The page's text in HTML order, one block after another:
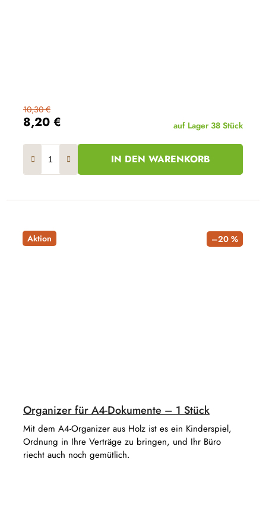
8,20 €
10,30 €
auf Lager 38 Stück
IN DEN WARENKORB
Aktion –20 %
Organizer für A4-Dokumente – 1 Stück
Mit dem A4-Organizer aus Holz ist es ein Kinderspiel,
Ordnung in Ihre Verträge zu bringen, und Ihr Büro
riecht auch noch gemütlich.